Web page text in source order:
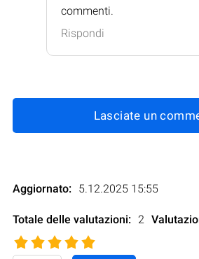
commenti.
Rispondi
Lasciate un
Aggiornato: 5.12.2025 15:55
Totale delle valutazioni: 2